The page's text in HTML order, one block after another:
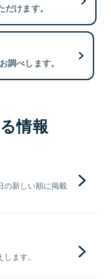
けます。
調べします。
情報
の新しい順に掲載
ます。